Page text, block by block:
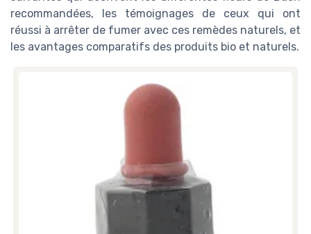
recommandées, les témoignages de ceux qui ont
réussi à arrêter de fumer avec ces remèdes naturels, et
les avantages comparatifs des produits bio et naturels.